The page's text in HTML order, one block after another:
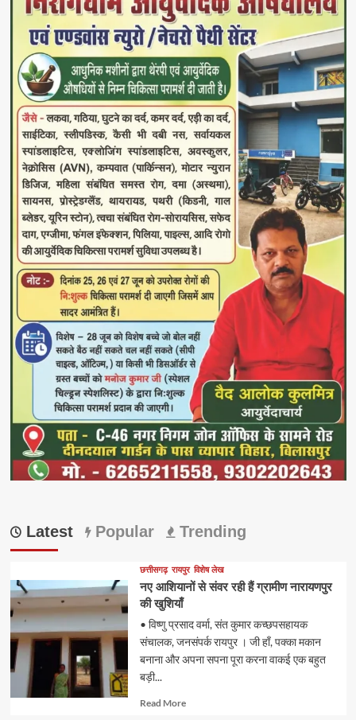
Latest Popular Trending
छत्तीसगढ़ रायपुर विशेष लेख
नए आशियानों से संवर रही हैं ग्रामीण नारायणपुर
की खुशियाँ
• विष्णु प्रसाद वर्मा, संत कुमार कच्छपसहायक
संचालक, जनसंपर्क रायपुर । जी हाँ, पक्का मकान
बनाना और अपना सपना पूरा करना वाकई एक बहुत
बड़ी...
Read MoreRead